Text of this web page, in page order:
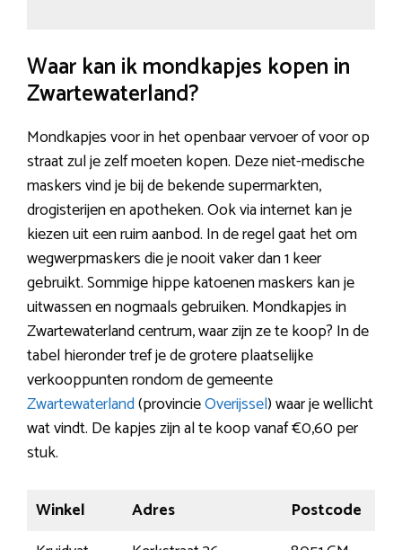
Waar kan ik mondkapjes kopen in
Zwartewaterland?
Mondkapjes voor in het openbaar vervoer of voor op
straat zul je zelf moeten kopen. Deze niet-medische
maskers vind je bij de bekende supermarkten,
drogisterijen en apotheken. Ook via internet kan je
kiezen uit een ruim aanbod. In de regel gaat het om
wegwerpmaskers die je nooit vaker dan 1 keer
gebruikt. Sommige hippe katoenen maskers kan je
uitwassen en nogmaals gebruiken. Mondkapjes in
Zwartewaterland centrum, waar zijn ze te koop? In de
tabel hieronder tref je de grotere plaatselijke
verkooppunten rondom de gemeente
Zwartewaterland(provincieOverijssel) waar je wellicht
wat vindt. De kapjes zijn al te koop vanaf €0,60 per
stuk.
Winkel Adres Postcode